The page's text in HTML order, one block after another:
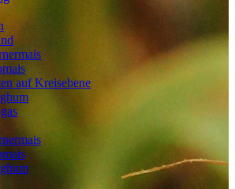
auf Kreisebene